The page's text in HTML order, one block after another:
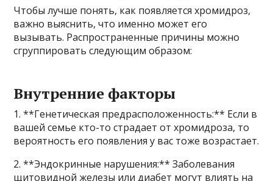
Чтобы лучше понять, как появляется хромидроз,
важно выяснить, что именно может его
вызывать. Распространенные причины можно
сгруппировать следующим образом:
Внутренние факторы
1. **Генетическая предрасположенность:** Если в
вашей семье кто-то страдает от хромидроза, то
вероятность его появления у вас тоже возрастает.
2. **Эндокринные нарушения:** Заболевания
щитовидной железы или диабет могут влиять на